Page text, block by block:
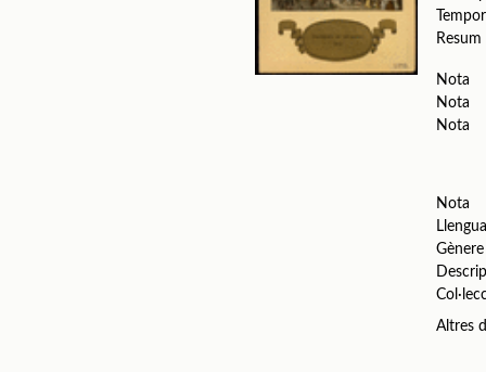
Resum
Nota
Nota
Nota
Nota
Gènere
Altres